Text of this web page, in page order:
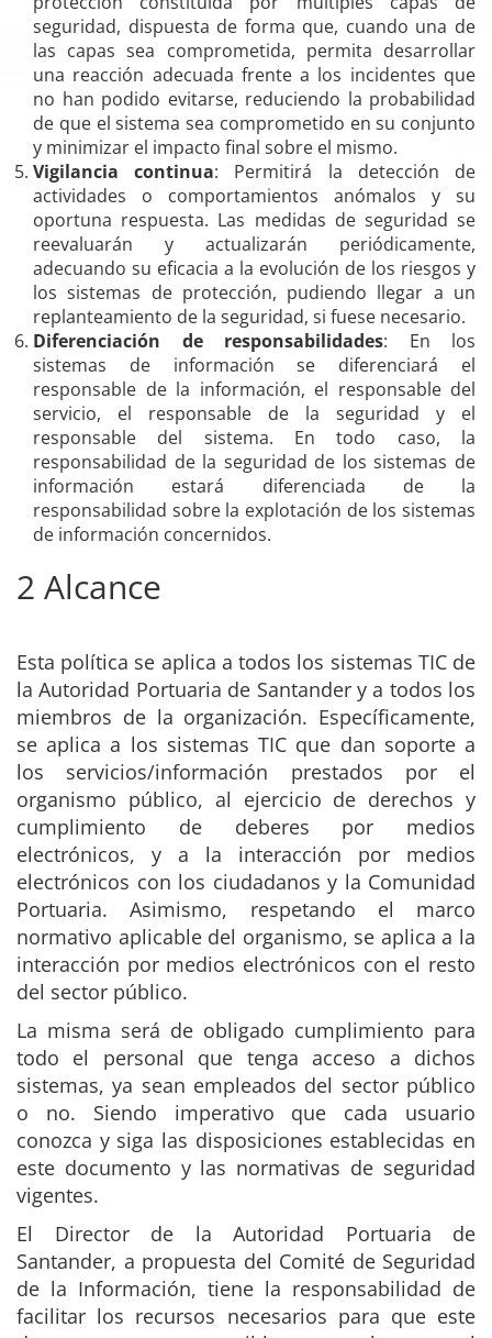
seguridad, dispuesta de forma que, cuando una de
las capas sea comprometida, permita desarrollar
una reacción adecuada frente a los incidentes que
no han podido evitarse, reduciendo la probabilidad
de que el sistema sea comprometido en su conjunto
y minimizar el impacto final sobre el mismo.
Vigilancia continua: Permitirá la detección de
actividades o comportamientos anómalos y su
oportuna respuesta. Las medidas de seguridad se
reevaluarán y actualizarán periódicamente,
adecuando su eficacia a la evolución de los riesgos y
los sistemas de protección, pudiendo llegar a un
replanteamiento de la seguridad, si fuese necesario.
Diferenciación de responsabilidades: En los
sistemas de información se diferenciará el
responsable de la información, el responsable del
servicio, el responsable de la seguridad y el
responsable del sistema. En todo caso, la
responsabilidad de la seguridad de los sistemas de
información estará diferenciada de la
responsabilidad sobre la explotación de los sistemas
de información concernidos.
2 Alcance
Esta política se aplica a todos los sistemas TIC de
la Autoridad Portuaria de Santander y a todos los
miembros de la organización. Específicamente,
se aplica a los sistemas TIC que dan soporte a
los servicios/información prestados por el
organismo público, al ejercicio de derechos y
cumplimiento de deberes por medios
electrónicos, y a la interacción por medios
electrónicos con los ciudadanos y la Comunidad
Portuaria. Asimismo, respetando el marco
normativo aplicable del organismo, se aplica a la
interacción por medios electrónicos con el resto
del sector público.
La misma será de obligado cumplimiento para
todo el personal que tenga acceso a dichos
sistemas, ya sean empleados del sector público
o no. Siendo imperativo que cada usuario
conozca y siga las disposiciones establecidas en
este documento y las normativas de seguridad
vigentes.
El Director de la Autoridad Portuaria de
Santander, a propuesta del Comité de Seguridad
de la Información, tiene la responsabilidad de
facilitar los recursos necesarios para que este